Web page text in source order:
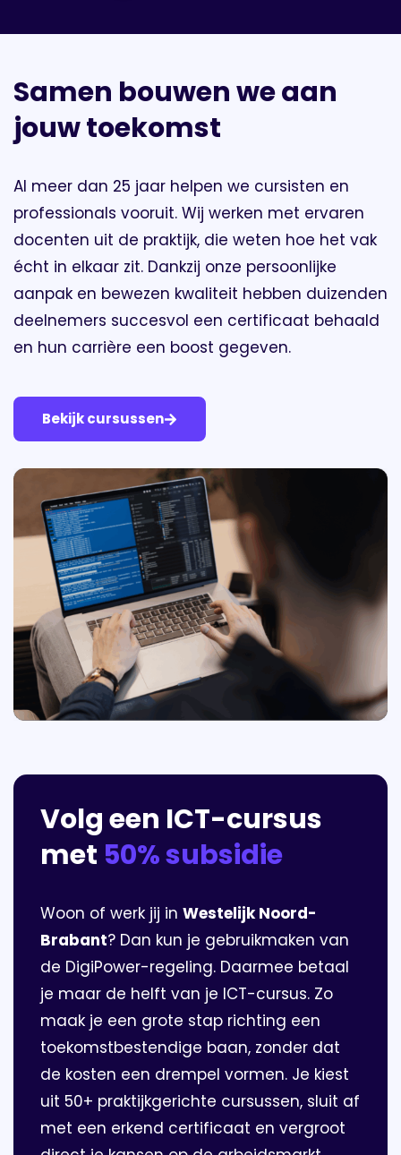
Samen bouwen we aan
jouw toekomst
Al meer dan 25 jaar helpen we cursisten en
professionals vooruit. Wij werken met ervaren
docenten uit de praktijk, die weten hoe het vak
écht in elkaar zit. Dankzij onze persoonlijke
aanpak en bewezen kwaliteit hebben duizenden
deelnemers succesvol een certificaat behaald
en hun carrière een boost gegeven.
Bekijk cursussen
Volg een ICT-cursus
met 50% subsidie
Woon of werk jij in Westelijk Noord-
Brabant? Dan kun je gebruikmaken van
de DigiPower-regeling. Daarmee betaal
je maar de helft van je ICT-cursus. Zo
maak je een grote stap richting een
toekomstbestendige baan, zonder dat
de kosten een drempel vormen. Je kiest
uit 50+ praktijkgerichte cursussen, sluit af
met een erkend certificaat en vergroot